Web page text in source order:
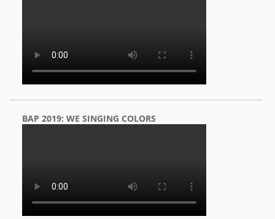
BAP 2019: WE SINGING COLORS